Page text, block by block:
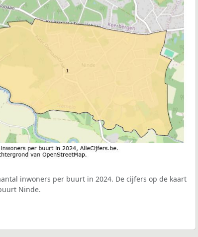
inwoners per buurt in 2024. De cijfers op de kaart
Ninde.